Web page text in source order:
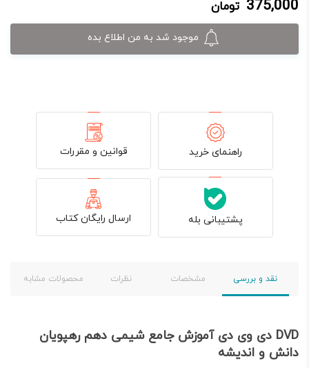
375,000 تومان375,000 تومان.
موجود شد به من اطلاع بده
راهنمای خرید قوانین و مقررات
پشتیبانی بله ارسال رایگان کتاب
نقد و بررسی مشخصات نظرات محصولات مشابه
DVD دی وی دی آموزش جامع شیمی دهم رهپویان
دانش و اندیشه